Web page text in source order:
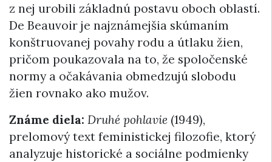
z nej urobili základnú postavu oboch oblastí.
De Beauvoir je najznámejšia skúmaním
konštruovanej povahy rodu a útlaku žien,
pričom poukazovala na to, že spoločenské
normy a očakávania obmedzujú slobodu
žien rovnako ako mužov.
Známe diela: Druhé pohlavie (1949),
prelomový text feministickej filozofie, ktorý
analyzuje historické a sociálne podmienky